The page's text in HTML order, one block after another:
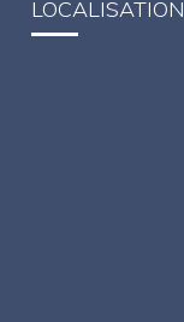
LOCALISATION